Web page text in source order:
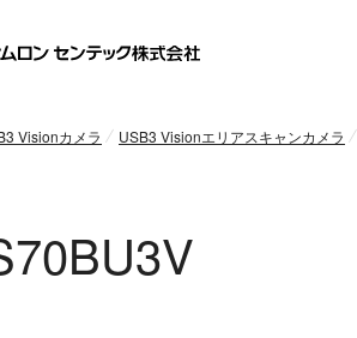
Visionカメラ USB3 Visionエリアスキャンカメラ